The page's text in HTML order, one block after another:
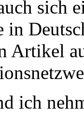
sich
in
Artikel
ich